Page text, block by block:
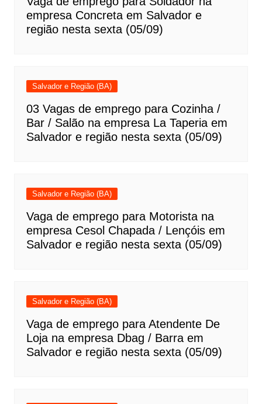
empresa Concreta em Salvador e
região nesta sexta (05/09)
Salvador e Região (BA)
03 Vagas de emprego para Cozinha /
Bar / Salão na empresa La Taperia em
Salvador e região nesta sexta (05/09)
Salvador e Região (BA)
Vaga de emprego para Motorista na
empresa Cesol Chapada / Lençóis em
Salvador e região nesta sexta (05/09)
Salvador e Região (BA)
Vaga de emprego para Atendente De
Loja na empresa Dbag / Barra em
Salvador e região nesta sexta (05/09)